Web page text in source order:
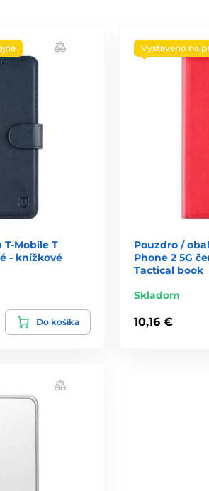
T-Mobile T
- knížkové
Do košíka
Vystaveno na
Pouzdro /
Phone 2 5G
Tactical book
Skladom
10,16 €